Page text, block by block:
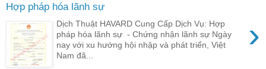
Hợp pháp hóa lãnh sự
›
Dịch Thuật HAVARD Cung Cấp Dịch Vụ: Hợp
pháp hóa lãnh sự - Chứng nhận lãnh sự Ngày
nay với xu hướng hội nhập và phát triển, Việt
Nam đã...